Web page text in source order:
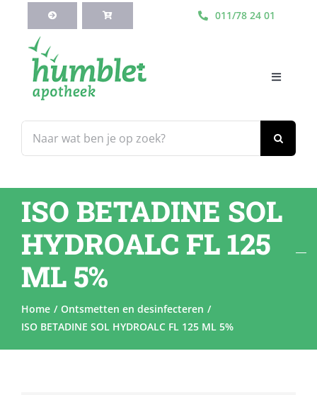
inhoud
011/78 24 01
naar:
Toggle
Webshop
Blog
Diensten
ISO BETADINE SOL
HYDROALC FL 125
ML 5%
Home
Ontsmetten en desinfecteren
ISO BETADINE SOL HYDROALC FL 125 ML 5%